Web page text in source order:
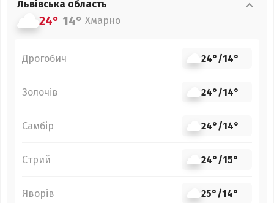
Львівська область
24° 14° Хмарно
Дрогобич 24°/14°
Золочів 24°/14°
Самбір 24°/14°
Стрий 24°/15°
Яворів 25°/14°